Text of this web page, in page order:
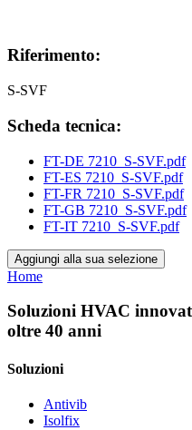
Riferimento:
S-SVF
Scheda tecnica:
FT-DE 7210_S-SVF.pdf
FT-ES 7210_S-SVF.pdf
FT-FR 7210_S-SVF.pdf
FT-GB 7210_S-SVF.pdf
FT-IT 7210_S-SVF.pdf
Aggiungi alla sua selezione
Home
Soluzioni HVAC
oltre 40 anni
Soluzioni
Antivib
Isolfix